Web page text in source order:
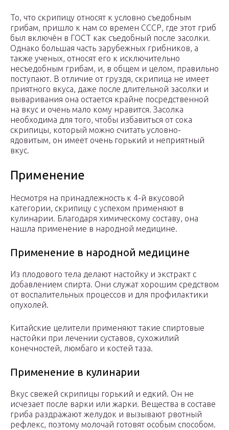
То, что скрипицу относят к условно съедобным
грибам, пришло к нам со времен СССР, где этот гриб
был включён в ГОСТ как съедобный после засолки.
Однако большая часть зарубежных грибников, а
также ученых, относят его к исключительно
несъедобным грибам, и, в общем и целом, правильно
поступают. В отличие от груздя, скрипица не имеет
приятного вкуса, даже после длительной засолки и
вываривания она остается крайне посредственной
на вкус и очень мало кому нравится. Засолка
необходима для того, чтобы избавиться от сока
скрипицы, который можно считать условно-
ядовитым, он имеет очень горький и неприятный
вкус.
Применение
Несмотря на принадлежность к 4-й вкусовой
категории, скрипицу с успехом применяют в
кулинарии. Благодаря химическому составу, она
нашла применение в народной медицине.
Применение в народной медицине
Из плодового тела делают настойку и экстракт с
добавлением спирта. Они служат хорошим средством
от воспалительных процессов и для профилактики
опухолей.
Китайские целители применяют такие спиртовые
настойки при лечении суставов, сухожилий
конечностей, люмбаго и костей таза.
Применение в кулинарии
Вкус свежей скрипицы горький и едкий. Он не
исчезает после варки или жарки. Вещества в составе
гриба раздражают желудок и вызывают рвотный
рефлекс, поэтому молочай готовят особым способом.